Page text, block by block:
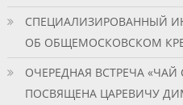
СПЕЦИАЛИЗИРОВАННЫЙ
ОБ ОБЩЕМОСКОВСКОМ
ОЧЕРЕДНАЯ ВСТРЕЧА
ПОСВЯЩЕНА ЦАРЕВИЧУ